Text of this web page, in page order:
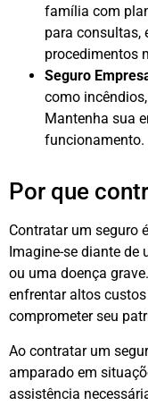
família com
para consultas,
procedimentos
Seguro
como
Mantenha sua
funcionamento.
Por que
Contratar um seguro
Imagine-se diante
ou uma doença
enfrentar altos
comprometer seu
Ao contratar um
amparado em
assistência